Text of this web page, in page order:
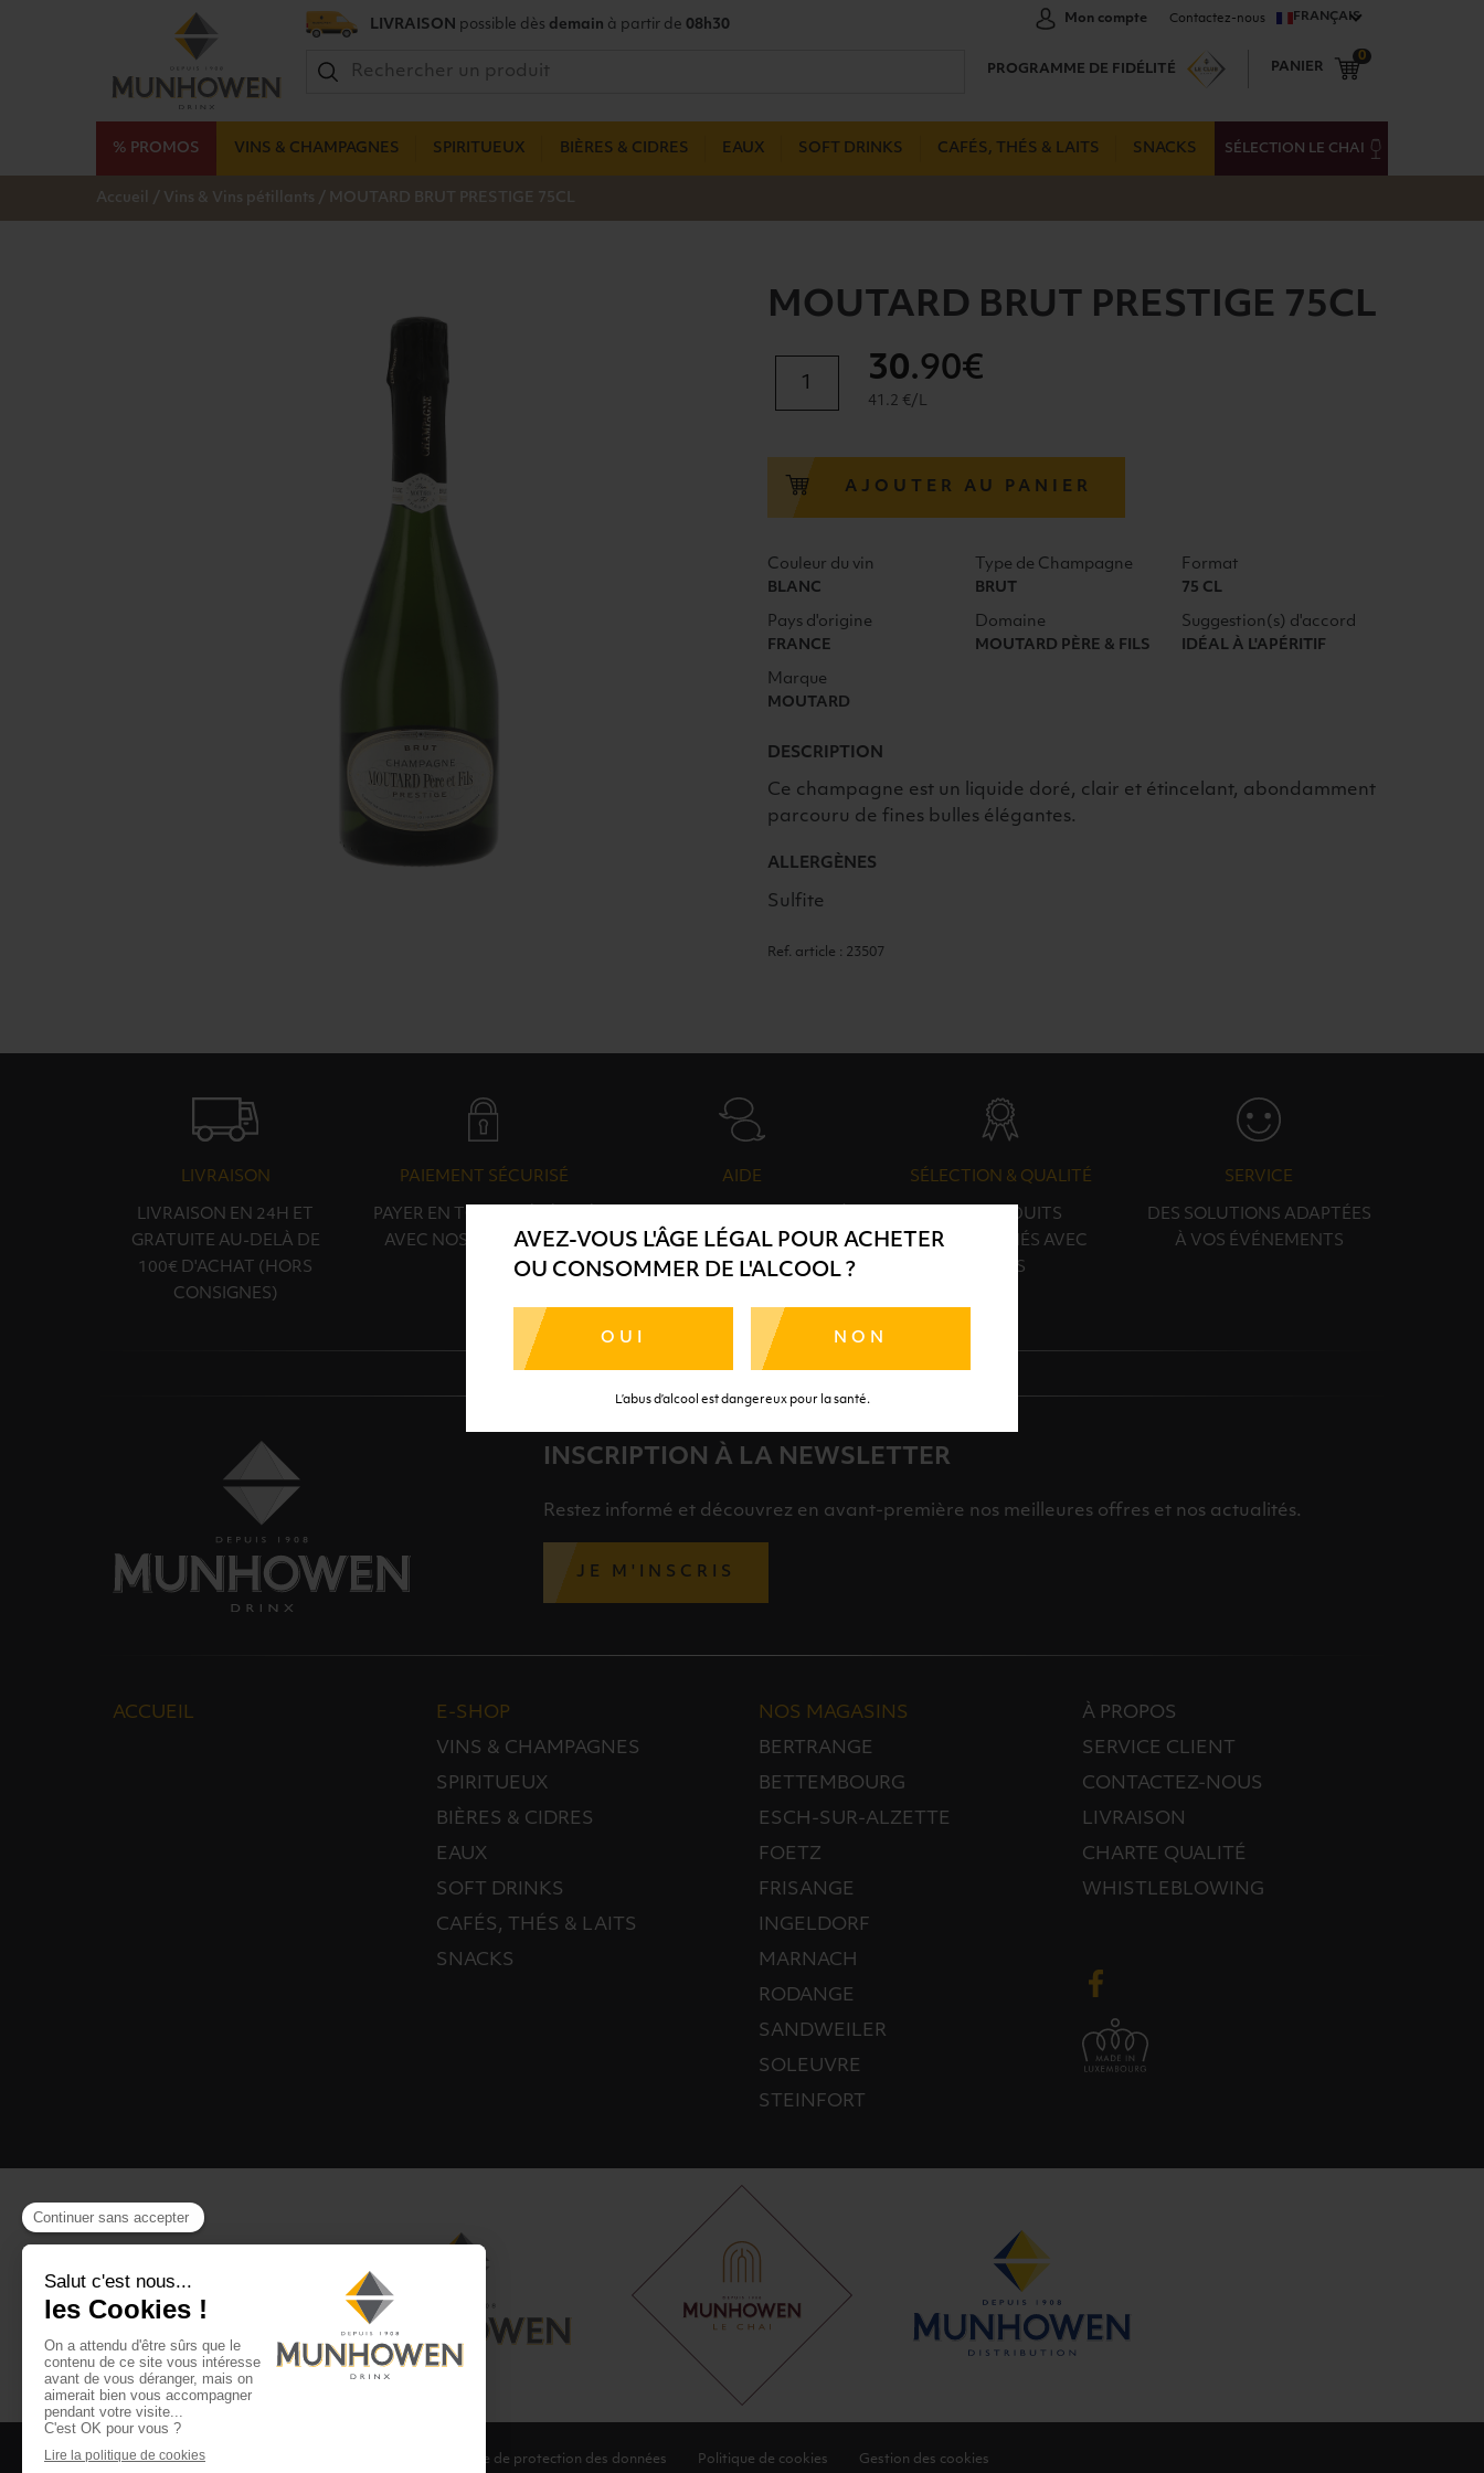
AVEZ-VOUS L'ÂGE LÉGAL POUR ACHETER
OU CONSOMMER DE L'ALCOOL ?
OUI NON
L’abus d’alcool est dangereux pour la santé.
LIVRAISON possible dès demain à partir de 08h30 Mon compte Contactez-nous FRANÇAIS
PROGRAMME DE FIDÉLITÉ PANIER
0
% PROMOS VINS & CHAMPAGNES SPIRITUEUX BIÈRES & CIDRES EAUX SOFT DRINKS CAFÉS, THÉS & LAITS SNACKS SÉLECTION LE CHAI
Accueil / Vins & Vins pétillants / MOUTARD BRUT PRESTIGE 75CL
MOUTARD BRUT PRESTIGE 75CL
PRESTIGE
75CL
30.90€
41.2 €/L
AJOUTER AU PANIER
Couleur du vin
BLANC
Type de Champagne
BRUT
Format
75 CL
Pays d'origine
FRANCE
Domaine
MOUTARD PÈRE & FILS
Suggestion(s) d'accord
IDÉAL À L'APÉRITIF
Marque
MOUTARD
DESCRIPTION
Ce champagne est un liquide doré, clair et étincelant, abondamment
parcouru de fines bulles élégantes.
ALLERGÈNES
Sulfite
Ref. article : 23507
LIVRAISON
LIVRAISON EN 24H ET
GRATUITE AU-DELÀ DE
100€ D'ACHAT (HORS
CONSIGNES)
PAIEMENT SÉCURISÉ
PAYER EN TOUTE SÉRÉNITÉ
AVEC NOS PARTENAIRES
AIDE
VOTRE DISPOSITION
SÉLECTION & QUALITÉ
DES PRODUITS
SÉLECTIONNÉS AVEC
SOINS
SERVICE
DES SOLUTIONS ADAPTÉES
À VOS ÉVÉNEMENTS
INSCRIPTION À LA NEWSLETTER
Restez informé et découvrez en avant-première nos meilleures offres et nos actualités.
JE M'INSCRIS
ACCUEIL
E-SHOP
VINS & CHAMPAGNES
SPIRITUEUX
BIÈRES & CIDRES
EAUX
SOFT DRINKS
CAFÉS, THÉS & LAITS
SNACKS
NOS MAGASINS
BERTRANGE
BETTEMBOURG
ESCH-SUR-ALZETTE
FOETZ
FRISANGE
INGELDORF
MARNACH
RODANGE
SANDWEILER
SOLEUVRE
STEINFORT
À PROPOS
SERVICE CLIENT
CONTACTEZ-NOUS
LIVRAISON
CHARTE QUALITÉ
WHISTLEBLOWING
CGV CGU Club Drinx Politique de protection des données Politique de cookies Gestion des cookies